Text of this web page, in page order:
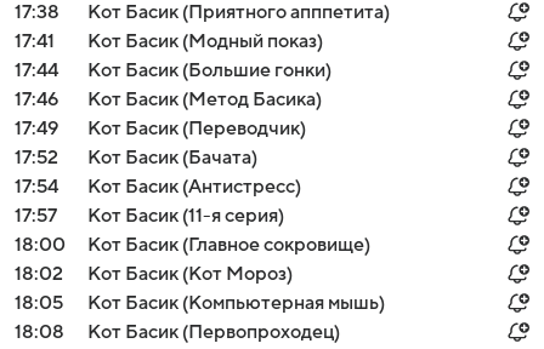
17:38
Кот Басик (Приятного апппетита)
17:41
Кот Басик (Модный показ)
17:44
Кот Басик (Большие гонки)
17:46
Кот Басик (Метод Басика)
17:49
Кот Басик (Переводчик)
17:52
Кот Басик (Бачата)
17:54
Кот Басик (Антистресс)
17:57
Кот Басик (11-я серия)
18:00
Кот Басик (Главное сокровище)
18:02
Кот Басик (Кот Мороз)
18:05
Кот Басик (Компьютерная мышь)
18:08
Кот Басик (Первопроходец)